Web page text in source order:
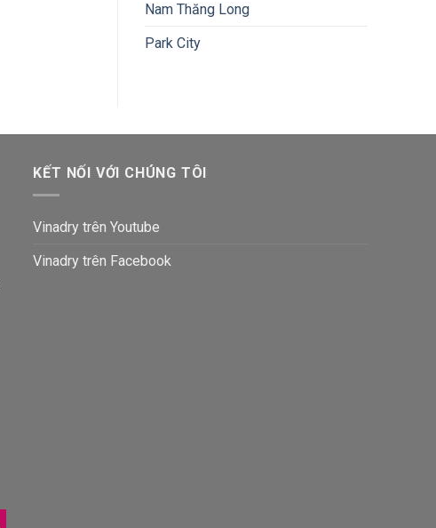
Nam Thăng Long
Park City
KẾT NỐI VỚI CHÚNG TÔI
Vinadry trên Youtube
Vinadry trên Facebook